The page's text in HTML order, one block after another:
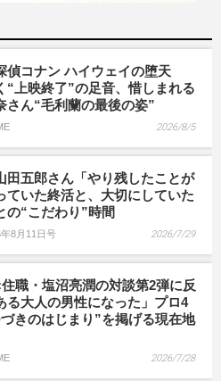
偵コナン ハイウェイの堕天
“上映終了”の足音、惜しまれる
さん“毛利蘭の最後の姿”
2026/8/5
田五郎さん「やり残したことが
ていた終活と、大切にしていた
の“こだわり”時間
8月11日号 2026/7/29
職・塩沼亮潤の対談第2弾に反
る大人の男性になった」プロ4
きのはじまり”を掲げる現在地
2026/7/28